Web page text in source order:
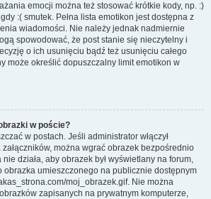
emocji można też stosować krótkie kody, np. :)
:( smutek. Pełna lista emotikon jest dostępna z
wiadomości. Nie należy jednak nadmiernie
spowodować, że post stanie się nieczytelny i
o ich usunięciu bądź też usunięciu całego
może określić dopuszczalny limit emotikon w
w poście?
w postach. Jeśli administrator włączył
można wgrać obrazek bezpośrednio
działa, aby obrazek był wyświetlany na forum,
obrazka umieszczonego na publicznie dostępnym
moj_obrazek.gif. Nie można
zapisanych na prywatnym komputerze,